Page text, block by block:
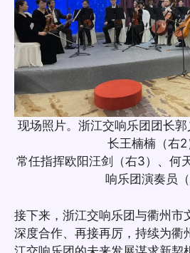
现场照片。浙江交响乐团团长
长王楠楠（右2
常任指挥欧阳汪剑（右3）、何
响乐团演奏员（
接下来，浙江交响乐团与衢州市
深度合作、再接再厉，持续为衢